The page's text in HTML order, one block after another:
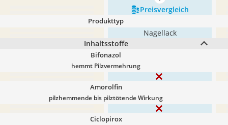
Preis­vergleich
Produkttyp
Nagellack
Inhaltsstoffe
Bifonazol
hemmt Pilzvermehrung
Amorolfin
pilzhemmende bis pilztötende Wirkung
Ciclopirox